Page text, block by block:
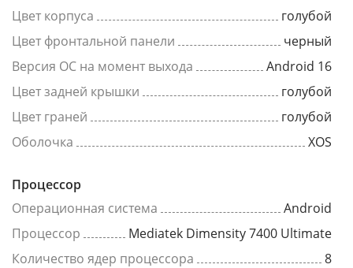
Цвет корпуса
голубой
Цвет фронтальной панели
черный
Версия ОС на момент выхода
Android 16
Цвет задней крышки
голубой
Цвет граней
голубой
Оболочка
XOS
Процессор
Операционная система
Android
Процессор
Mediatek Dimensity 7400 Ultimate
Количество ядер процессора
8